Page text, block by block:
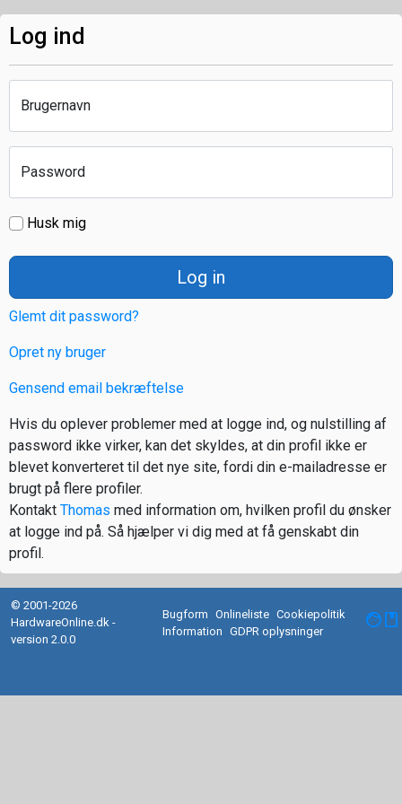
Log ind
Brugernavn
Password
Husk mig
Log in
Glemt dit password?
Opret ny bruger
Gensend email bekræftelse
Hvis du oplever problemer med at logge ind, og nulstilling af
password ikke virker, kan det skyldes, at din profil ikke er
blevet konverteret til det nye site, fordi din e-mailadresse er
brugt på flere profiler.
Kontakt Thomas med information om, hvilken profil du ønsker
at logge ind på. Så hjælper vi dig med at få genskabt din
profil.
© 2001-2026
HardwareOnline.dk -
version 2.0.0
Bugform Onlineliste Cookiepolitik
Information
GDPR oplysninger facebook